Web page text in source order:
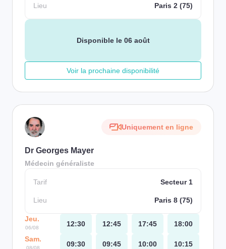
Lieu Paris 2 (75)
Disponible le 06 août
Voir la prochaine disponibilité
Uniquement en ligne
Dr Georges Mayer
Médecin généraliste
Tarif Secteur 1
Lieu Paris 8 (75)
Jeu.
06/08 12:30 12:45 17:45
18:00
Sam.
08/08 09:30 09:45 10:00 10:15